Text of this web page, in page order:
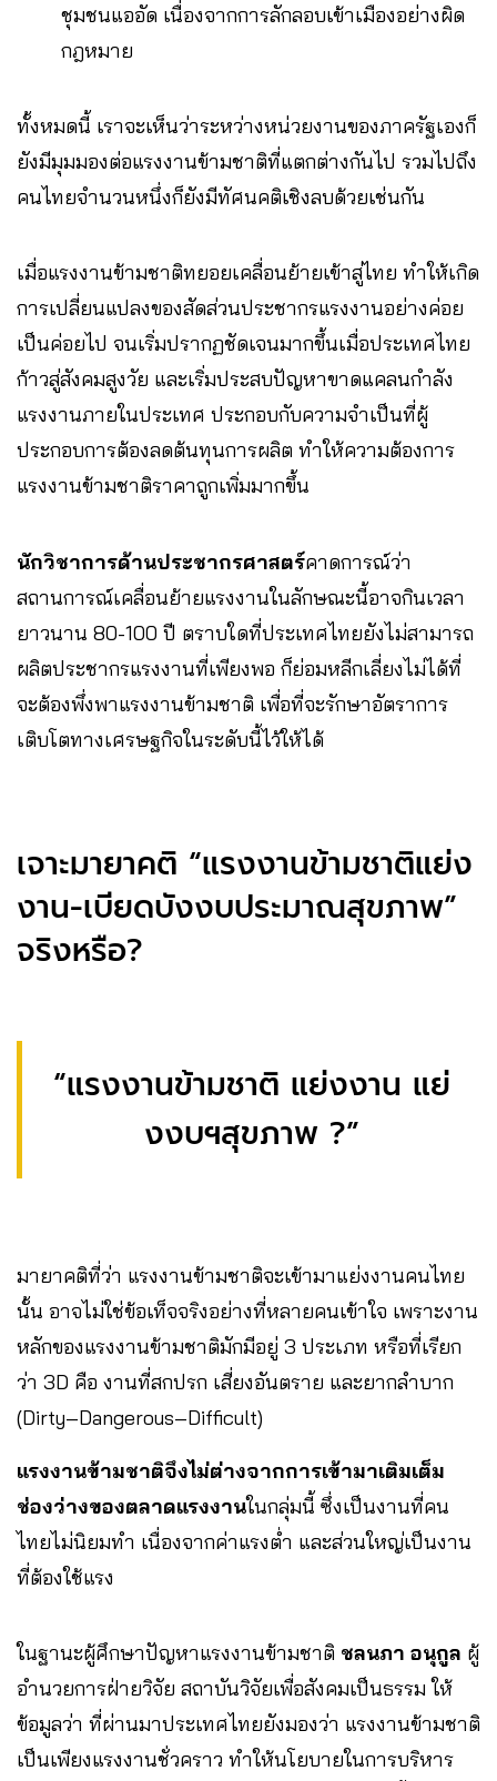
ชุมชนแออัด เนื่องจากการลักลอบเข้าเมืองอย่างผิด
กฎหมาย
ทั้งหมดนี้ เราจะเห็นว่าระหว่างหน่วยงานของภาครัฐเองก็
ยังมีมุมมองต่อแรงงานข้ามชาติที่แตกต่างกันไป รวมไปถึง
คนไทยจำนวนหนึ่งก็ยังมีทัศนคติเชิงลบด้วยเช่นกัน
เมื่อแรงงานข้ามชาติทยอยเคลื่อนย้ายเข้าสู่ไทย ทำให้เกิด
การเปลี่ยนแปลงของสัดส่วนประชากรแรงงานอย่างค่อย
เป็นค่อยไป จนเริ่มปรากฏชัดเจนมากขึ้นเมื่อประเทศไทย
ก้าวสู่สังคมสูงวัย และเริ่มประสบปัญหาขาดแคลนกำลัง
แรงงานภายในประเทศ ประกอบกับความจำเป็นที่ผู้
ประกอบการต้องลดต้นทุนการผลิต ทำให้ความต้องการ
แรงงานข้ามชาติราคาถูกเพิ่มมากขึ้น
นักวิชาการด้านประชากรศาสตร์คาดการณ์ว่า
สถานการณ์เคลื่อนย้ายแรงงานในลักษณะนี้อาจกินเวลา
ยาวนาน 80-100 ปี ตราบใดที่ประเทศไทยยังไม่สามารถ
ผลิตประชากรแรงงานที่เพียงพอ ก็ย่อมหลีกเลี่ยงไม่ได้ที่
จะต้องพึ่งพาแรงงานข้ามชาติ เพื่อที่จะรักษาอัตราการ
เติบโตทางเศรษฐกิจในระดับนี้ไว้ให้ได้
เจาะมายาคติ “แรงงานข้ามชาติแย่ง
งาน-เบียดบังงบประมาณสุขภาพ”
จริงหรือ?
“แรงงานข้ามชาติ แย่งงาน แย่
งงบฯสุขภาพ ?”
มายาคติที่ว่า แรงงานข้ามชาติจะเข้ามาแย่งงานคนไทย
นั้น อาจไม่ใช่ข้อเท็จจริงอย่างที่หลายคนเข้าใจ เพราะงาน
หลักของแรงงานข้ามชาติมักมีอยู่ 3 ประเภท หรือที่เรียก
ว่า 3D คือ งานที่สกปรก เสี่ยงอันตราย และยากลำบาก
(Dirty–Dangerous–Difficult)
แรงงานข้ามชาติจึงไม่ต่างจากการเข้ามาเติมเต็ม
ช่องว่างของตลาดแรงงานในกลุ่มนี้ ซึ่งเป็นงานที่คน
ไทยไม่นิยมทำ เนื่องจากค่าแรงต่ำ และส่วนใหญ่เป็นงาน
ที่ต้องใช้แรง
ในฐานะผู้ศึกษาปัญหาแรงงานข้ามชาติ ชลนภา อนุกูล ผู้
อำนวยการฝ่ายวิจัย สถาบันวิจัยเพื่อสังคมเป็นธรรม ให้
ข้อมูลว่า ที่ผ่านมาประเทศไทยยังมองว่า แรงงานข้ามชาติ
เป็นเพียงแรงงานชั่วคราว ทำให้นโยบายในการบริหาร